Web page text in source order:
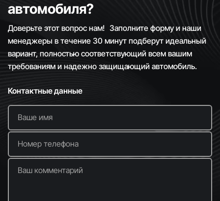
автомобиля?
Доверьте этот вопрос нам! Заполните форму и наши
менеджеры в течение 30 минут подберут идеальный
вариант, полностью соответствующий всем вашим
требованиям и надежно защищающий автомобиль.
Контактные данные
Ваше имя
Номер телефона
Ваш комментарий